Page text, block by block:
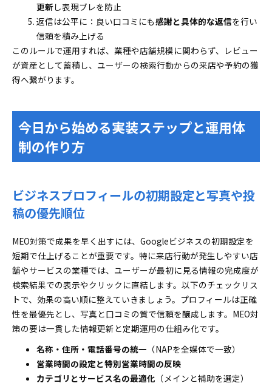
更新し表現ブレを防止
返信は公平に：良い口コミにも感謝と具体的な返信を行い
信頼を積み上げる
このルールで運用すれば、業種や店舗規模に関わらず、レビュー
が資産として蓄積し、ユーザーの検索行動からの来店や予約の獲
得へ繋がります。
今日から始める実装ステップと運用体
制の作り方
ビジネスプロフィールの初期設定と写真や投
稿の優先順位
MEO対策で成果を早く出すには、Googleビジネスの初期設定を
短期で仕上げることが重要です。特に来店行動が発生しやすい店
舗やサービスの業種では、ユーザーが最初に見る情報の完成度が
検索結果での表示やクリックに直結します。以下のチェックリス
トで、効果の高い順に整えていきましょう。プロフィールは正確
性を最優先とし、写真と口コミの質で信頼を醸成します。MEO対
策の要は一貫した情報更新と定期運用の仕組み化です。
名称・住所・電話番号の統一 （NAPを全媒体で一致）
営業時間の設定と特別営業時間の反映
カテゴリとサービス名の最適化 （メインと補助を選定）